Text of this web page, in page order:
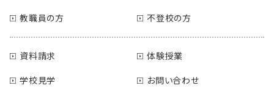
教職員の方
不登校の方
資料請求
体験授業
学校見学
お問い合わせ